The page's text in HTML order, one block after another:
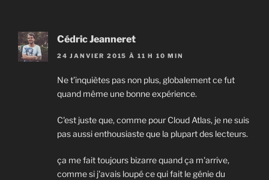
Cédric Jeanneret
24 JANVIER 2015 À 11 H 10 MIN
Ne t’inquiètes pas non plus, globalement ce fut
quand même une bonne expérience.
C'est juste que, comme pour Cloud Atlas, je ne suis
pas aussi enthousiaste que la plupart des lecteurs.
ça me fait toujours bizarre quand ça m'arrive,
comme si j'avais loupé ce qui fait le génie du